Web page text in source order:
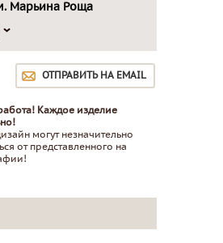
Марьина Роща
ОТПРАВИТЬ НА EMAIL
Каждое изделие
могут незначительно
от представленного на